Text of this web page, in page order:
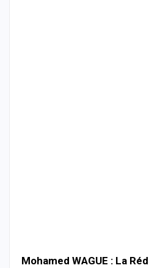
Mohamed WAGUE : La